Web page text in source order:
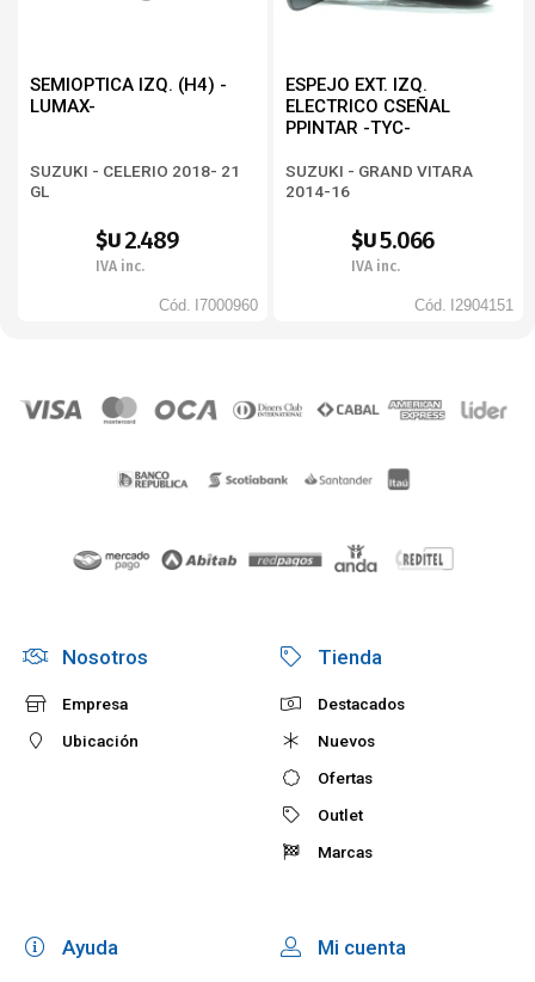
SEMIOPTICA IZQ. (H4) -
LUMAX-
SUZUKI - CELERIO 2018- 21
GL
$U2.489
IVA inc.
Cód. I7000960
ESPEJO EXT. IZQ.
ELECTRICO CSEÑAL
PPINTAR -TYC-
SUZUKI - GRAND VITARA
2014-16
$U5.066
IVA inc.
Cód. I2904151
Nosotros
Empresa
Ubicación
Tienda
Destacados
Nuevos
Ofertas
Outlet
Marcas
Ayuda Mi cuenta